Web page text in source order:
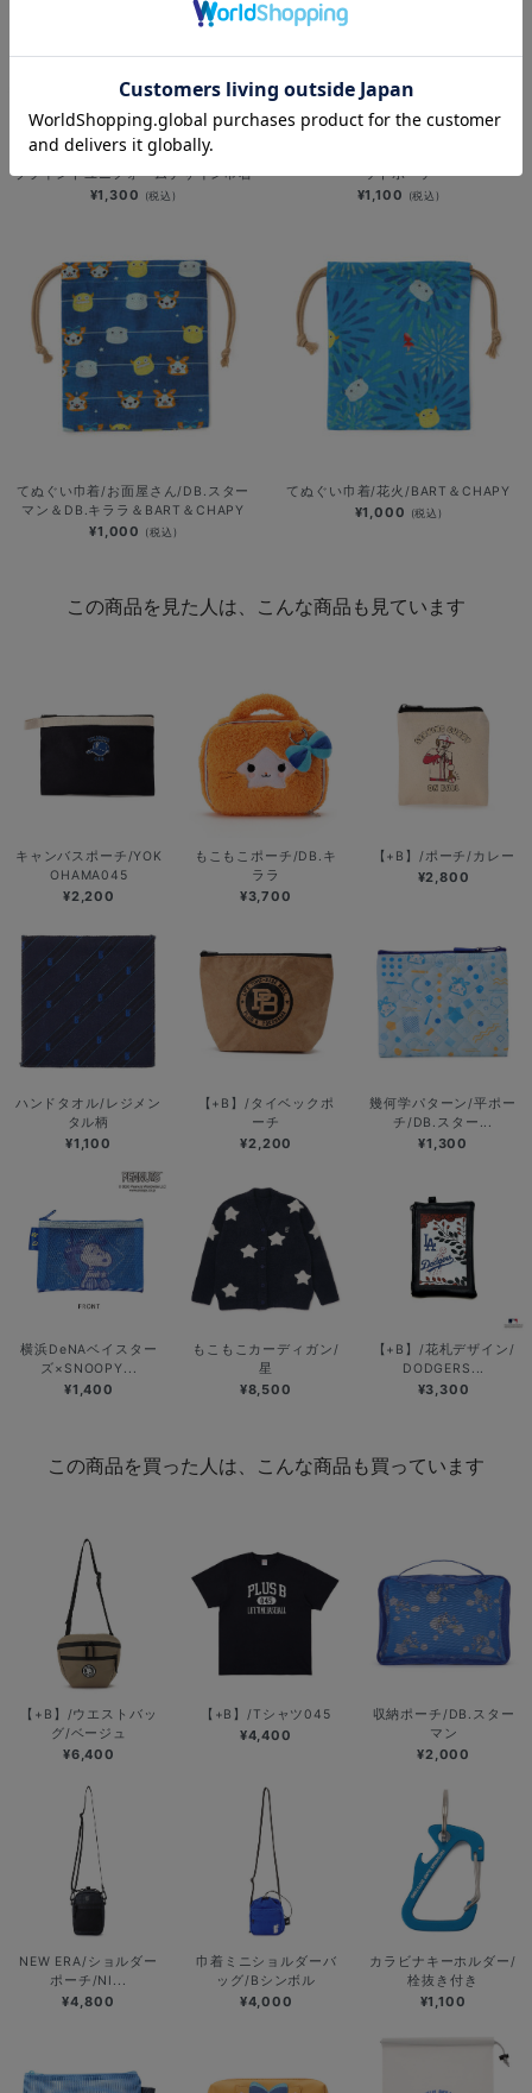
NEW
YOKOHAMA STAR☆NIGHT 2026/
ブラインドユニフォームデザイン巾着
¥1,300 (税込)
NEW
ットポーチ
¥1,100 (税込)
てぬぐい巾着/お面屋さん/DB.スター
マン＆DB.キララ＆BART＆CHAPY
¥1,000 (税込)
てぬぐい巾着/花火/BART＆CHAPY
¥1,000 (税込)
この商品を見た人は、こんな商品も見ています
キャンバスポーチ/YOK
OHAMA045
¥2,200
もこもこポーチ/DB.キ
ララ
¥3,700
【+B】/ポーチ/カレー
¥2,800
ハンドタオル/レジメン
タル柄
¥1,100
【+B】/タイベックポ
ーチ
¥2,200
幾何学パターン/平ポー
チ/DB.スター...
¥1,300
横浜DeNAベイスター
ズ×SNOOPY...
¥1,400
もこもこカーディガン/
星
¥8,500
【+B】/花札デザイン/
DODGERS...
¥3,300
この商品を買った人は、こんな商品も買っています
【+B】/ウエストバッ
グ/ベージュ
¥6,400
【+B】/Tシャツ045
¥4,400
収納ポーチ/DB.スター
マン
¥2,000
NEW ERA/ショルダー
ポーチ/NI...
¥4,800
巾着ミニショルダーバ
ッグ/Bシンボル
¥4,000
カラビナキーホルダー/
栓抜き付き
¥1,100